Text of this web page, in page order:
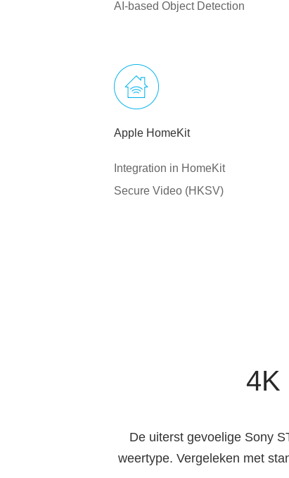
AI-based Object Detection
Apple HomeKit
Integration in HomeKit
Secure Video (HKSV)
4K
De uiterst gevoelige Sony
weertype. Vergeleken met